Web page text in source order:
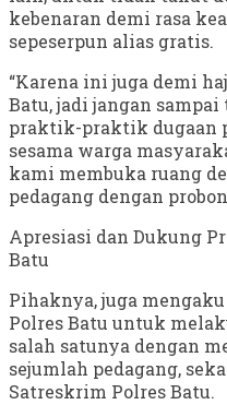
kebenaran demi rasa
sepeserpun alias gratis.
“Karena ini juga demi
Batu, jadi jangan
praktik-praktik dugaan
sesama warga
kami membuka ruang
pedagang dengan
Apresiasi dan Dukung
Batu
Pihaknya, juga
Polres Batu untuk
salah satunya dengan
sejumlah pedagang,
Satreskrim Polres Batu.